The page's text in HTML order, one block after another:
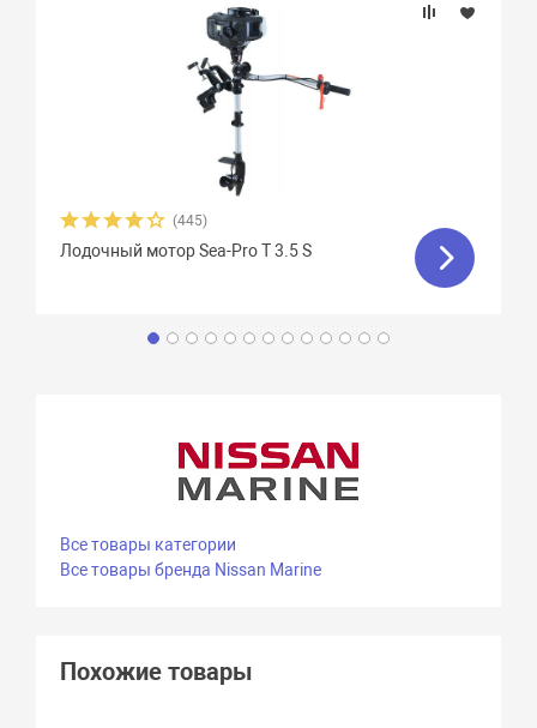
(445)
Лодочный мотор Sea-Pro T 3.5 S
Все товары категории
Все товары бренда Nissan Marine
Похожие товары